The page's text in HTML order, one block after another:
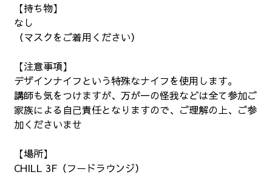
【持ち物】
なし
（マスクをご着用ください）
【注意事項】
デザインナイフという特殊なナイフを使用します。
講師も気をつけますが、万が一の怪我などは全て参加ご
家族による自己責任となりますので、ご理解の上、ご参
加くださいませ
【場所】
CHILL 3F（フードラウンジ）